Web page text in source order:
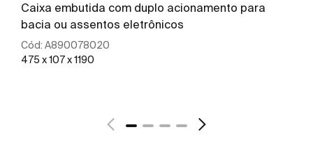
Caixa embutida com duplo acionamento para
bacia ou assentos eletrônicos
Cód: A890078020
475 x 107 x 1190